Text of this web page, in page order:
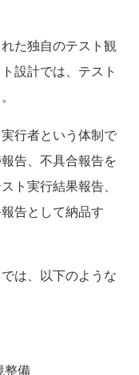
た独自のテスト観
設計では、テスト
行者という体制で
告、不具合報告を
ト実行結果報告、
告として納品す
は、以下のような
整備